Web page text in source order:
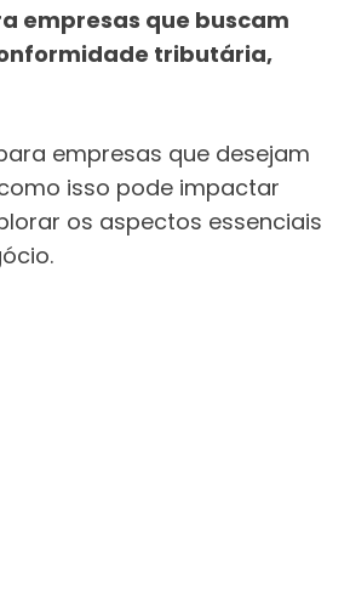
empresas que buscam
tributária,
empresas que desejam
isso pode impactar
os aspectos essenciais